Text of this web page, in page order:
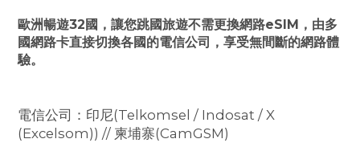
歐洲暢遊32國，讓您跳國旅遊不需更換網路eSIM，由多
國網路卡直接切換各國的電信公司，享受無間斷的網路體
驗。
電信公司：印尼(Telkomsel / Indosat / X
(Excelsom)) // 柬埔寨(CamGSM)